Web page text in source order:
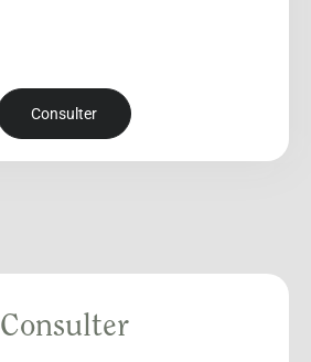
Consulter
Consulter